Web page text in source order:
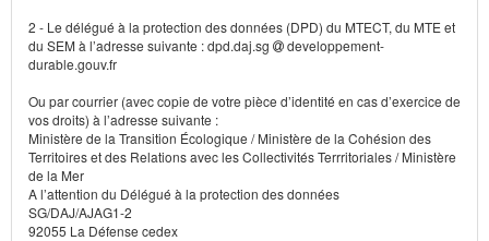
2 - Le délégué à la protection des données (DPD) du MTECT, du MTE et
du SEM à l’adresse suivante : dpd.daj.sg
developpement-
durable.gouv.fr
Ou par courrier (avec copie de votre pièce d’identité en cas d’exercice de
vos droits) à l’adresse suivante :
Ministère de la Transition Écologique / Ministère de la Cohésion des
Territoires et des Relations avec les Collectivités Terrritoriales / Ministère
de la Mer
A l’attention du Délégué à la protection des données
SG/DAJ/AJAG1-2
92055 La Défense cedex